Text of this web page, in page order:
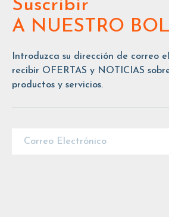
Suscribir
A NUESTRO
Introduzca su dirección de correo
recibir OFERTAS y NOTICIAS
productos y servicios.